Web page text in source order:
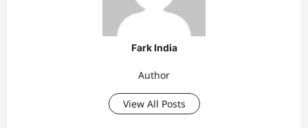
Fark India
Author
View All Posts